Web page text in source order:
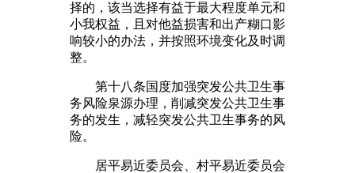
择的，该当选择有益于最大程度单元和
小我权益，且对他益损害和出产糊口影
响较小的办法，并按照环境变化及时调
整。
第十八条国度加强突发公共卫生事
务风险泉源办理，削减突发公共卫生事
务的发生，减轻突发公共卫生事务的风
险。
居平易近委员会、村平易近委员会